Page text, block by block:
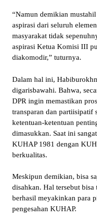
“Namun demikian
aspirasi dari seluruh
masyarakat tidak
aspirasi Ketua Komisi III
diakomodir,” tuturnya.
Dalam hal ini,
digarisbawahi. Bahwa,
DPR ingin memastikan
transparan dan partiisipatif
ketentuan-ketentuan
dimasukkan. Saat ini
KUHAP 1981 dengan
berkualitas.
Meskipun demikian, bisa
disahkan. Hal tersebut
berhasil meyakinkan para
pengesahan KUHAP.